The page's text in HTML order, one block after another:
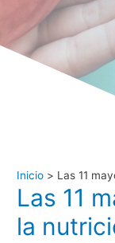
Inicio Las 11
Las 11
la